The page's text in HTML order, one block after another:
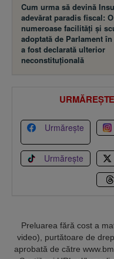
Cum urma să devină
adevărat paradis fiscal:
numeroase facilităţi şi
adoptată de Parlament
a fost declarată ulterior
neconstituţională
Urmărește
Urmărește
Preluarea fără cost a
video), purtătoare de
aprobată de către